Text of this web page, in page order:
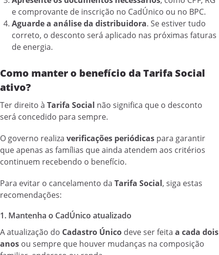
e comprovante de inscrição no CadÚnico ou no BPC.
Aguarde a análise da distribuidora. Se estiver tudo
correto, o desconto será aplicado nas próximas faturas
de energia.
Como manter o benefício da Tarifa Social
ativo?
Ter direito à Tarifa Social não significa que o desconto
será concedido para sempre.
O governo realiza verificações periódicas para garantir
que apenas as famílias que ainda atendem aos critérios
continuem recebendo o benefício.
Para evitar o cancelamento da Tarifa Social, siga estas
recomendações:
1. Mantenha o CadÚnico atualizado
A atualização do Cadastro Único deve ser feita a cada dois
anos ou sempre que houver mudanças na composição